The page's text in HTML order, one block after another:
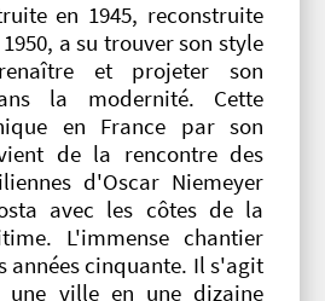
en 1945, reconstruite
a su trouver son style
et projeter son
la modernité. Cette
en France par son
de la rencontre des
d'Oscar Niemeyer
avec les côtes de la
L'immense chantier
années cinquante. Il s'agit
une ville en une dizaine